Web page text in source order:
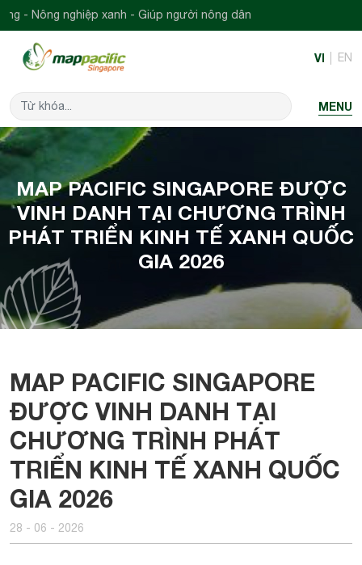
nghiệp xanh - Giúp người nông dân
VI EN
MENU
MAP PACIFIC SINGAPORE ĐƯỢC
VINH DANH TẠI CHƯƠNG TRÌNH
PHÁT TRIỂN KINH TẾ XANH QUỐC
GIA 2026
MAP PACIFIC SINGAPORE
ĐƯỢC VINH DANH TẠI
CHƯƠNG TRÌNH PHÁT
TRIỂN KINH TẾ XANH QUỐC
GIA 2026
28 - 06 - 2026